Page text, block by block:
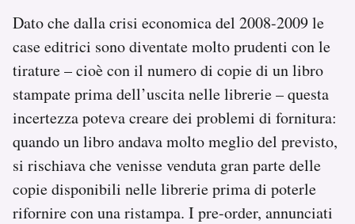
Dato che dalla crisi economica del 2008-2009 le
case editrici sono diventate molto prudenti con le
tirature – cioè con il numero di copie di un libro
stampate prima dell’uscita nelle librerie – questa
incertezza poteva creare dei problemi di fornitura:
quando un libro andava molto meglio del previsto,
si rischiava che venisse venduta gran parte delle
copie disponibili nelle librerie prima di poterle
rifornire con una ristampa. I pre-order, annunciati